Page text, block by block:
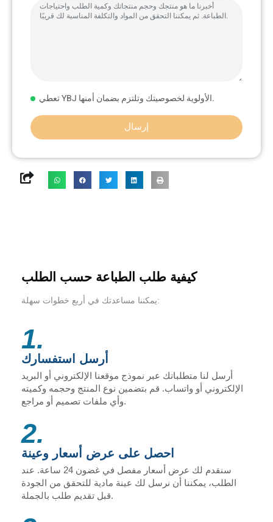
تعطي YBJ الأولوية لخصوصيتك وتلتزم بضمان أمنها.
إرسال
كيفية طلب الطباعة حسب الطلب
يمكننا مساعدتك في أربع خطوات سهلة:
1.
أرسل استفسارك
أرسل لنا متطلباتك عبر نموذج موقعنا الإلكتروني أو البريد
الإلكتروني أو واتساب. قم بتضمين نوع المنتج وحجمه وكميته
وأي ملفات تصميم أو مراجع.
2.
احصل على عرض أسعار وعينة
سنقدم لك عرض أسعار مفصل في غضون 24 ساعة. عند
الطلب، يمكننا أن نرسل لك عينة مادية للتحقق من الجودة
قبل تقديم طلب بالجملة.